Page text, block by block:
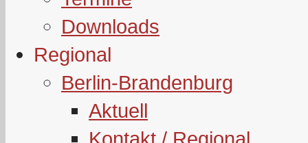
Downloads
Regional
Berlin-Brandenburg
Aktuell